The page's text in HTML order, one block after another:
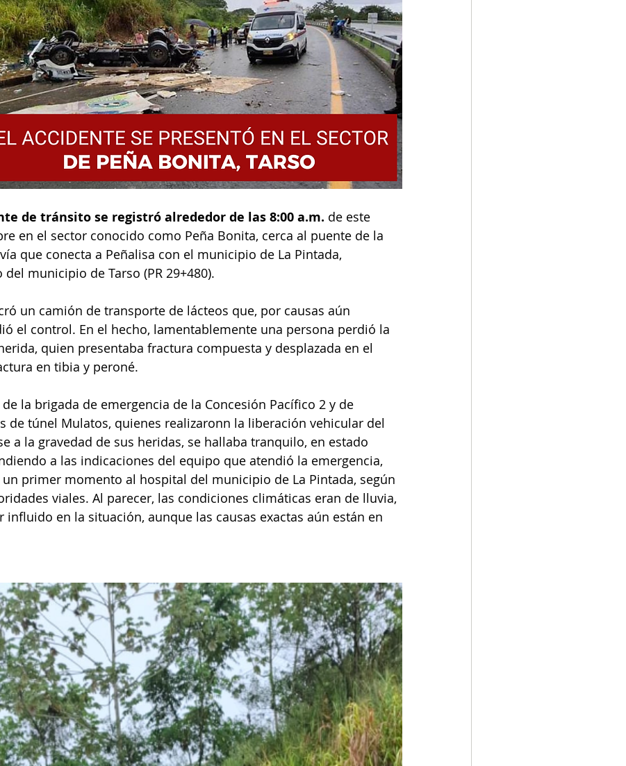
de tránsito se registró alrededor de las 8:00 a.m. de este
en el sector conocido como Peña Bonita, cerca al puente de la
que conecta a Peñalisa con el municipio de La Pintada,
municipio de Tarso (PR 29+480).
un camión de transporte de lácteos que, por causas aún
el control. En el hecho, lamentablemente una persona perdió la
quien presentaba fractura compuesta y desplazada en el
en tibia y peroné.
la brigada de emergencia de la Concesión Pacífico 2 y de
de túnel Mulatos, quienes realizaronn la liberación vehicular del
a la gravedad de sus heridas, se hallaba tranquilo, en estado
a las indicaciones del equipo que atendió la emergencia,
primer momento al hospital del municipio de La Pintada, según
viales. Al parecer, las condiciones climáticas eran de lluvia,
influido en la situación, aunque las causas exactas aún están en